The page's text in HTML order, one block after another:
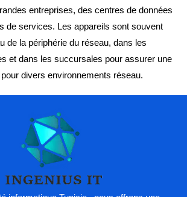
entreprises, des centres de données
de services. Les appareils sont souvent
de la périphérie du réseau, dans les
et dans les succursales pour assurer une
divers environnements réseau.